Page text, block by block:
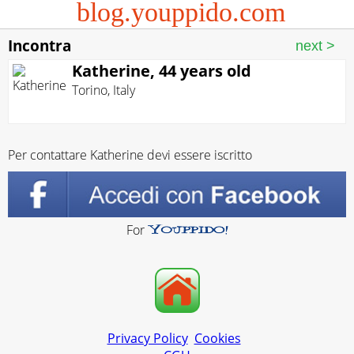
blog.youppido.com
Incontra
Katherine, 44 years old
Torino, Italy
Per contattare Katherine devi essere iscritto
For
Privacy Policy Cookies